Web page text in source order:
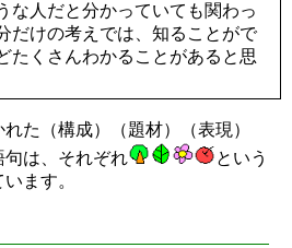
な人だと分かっていても関わっ
だけの考えでは、知ることがで
たくさんわかることがあると思
た（構成）（題材）（表現）
句は、それぞれ
という
ます。